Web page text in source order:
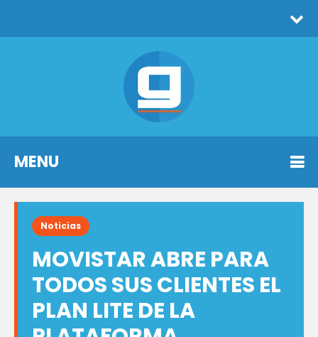
MENU
Noticias
MOVISTAR ABRE PARA
TODOS SUS CLIENTES EL
PLAN LITE DE LA